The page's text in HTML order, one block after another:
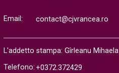
Email: contact@cjvrancea.ro
L'addetto stampa: Gîrleanu Mihaela
Telefono: +0372.372429